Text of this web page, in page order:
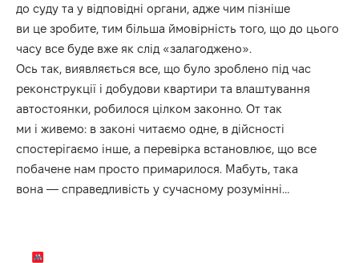
до суду та у відповідні органи, адже чим пізніше
ви це зробите, тим більша ймовірність того, що до цього
часу все буде вже як слід «залагоджено».
Ось так, виявляється все, що було зроблено під час
реконструкції і добудови квартири та влаштування
автостоянки, робилося цілком законно. От так
ми і живемо: в законі читаємо одне, в дійсності
спостерігаємо інше, а перевірка встановлює, що все
побачене нам просто примарилося. Мабуть, така
вона — справедливість у сучасному розумінні…